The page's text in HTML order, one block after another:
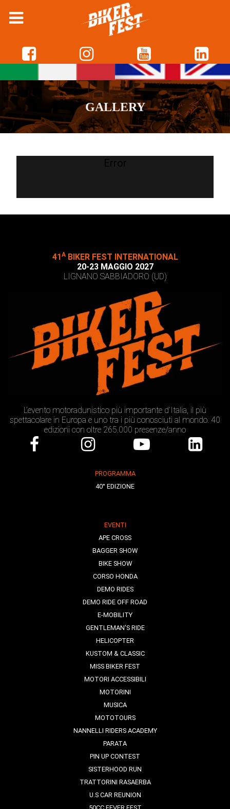
GALLERY
Error
41 ABIKER FEST INTERNATIONAL
20-23 MAGGIO 2027
LIGNANO SABBIADORO (UD)
L’evento motoradunistico più importante d’Italia, il più
spettacolare in Europa e uno tra i più conosciuti al mondo. 40
edizioni con oltre 265.000 presenze/anno
PROGRAMMA
40° EDIZIONE
EVENTI
APE CROSS
BAGGER SHOW
BIKE SHOW
CORSO HONDA
DEMO RIDES
DEMO RIDE OFF ROAD
E-MOBILITY
GENTLEMAN'S RIDE
HELICOPTER
KUSTOM & CLASSIC
MISS BIKER FEST
MOTORI ACCESSIBILI
MOTORINI
MUSICA
MOTOTOURS
NANNELLI RIDERS ACADEMY
PARATA
PIN UP CONTEST
SISTERHOOD RUN
TRATTORINI RASAERBA
U.S CAR REUNION